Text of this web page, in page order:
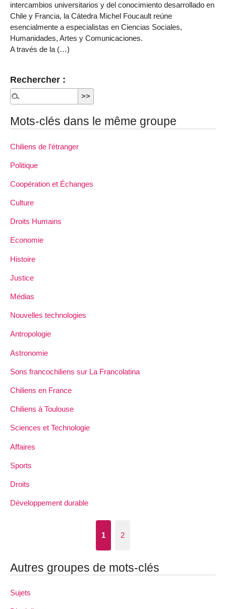
intercambios universitarios y del conocimiento desarrollado en
Chile y Francia, la Cátedra Michel Foucault reúne
esencialmente a especialistas en Ciencias Sociales,
Humanidades, Artes y Comunicaciones.
A través de la (…)
Rechercher :
Mots-clés dans le même groupe
Chiliens de l’étranger
Politique
Coopération et Échanges
Culture
Droits Humains
Economie
Histoire
Justice
Médias
Nouvelles technologies
Antropologie
Astronomie
Sons francochiliens sur La Francolatina
Chiliens en France
Chiliens à Toulouse
Sciences et Technologie
Affaires
Sports
Droits
Développement durable
1 2
Autres groupes de mots-clés
Sujets